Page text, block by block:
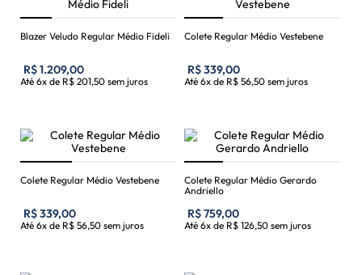
Blazer Veludo Regular Médio Fideli
R$1.209,00
Até 6x de R$ 201,50 sem juros
Colete Regular Médio Vestebene
R$339,00
Até 6x de R$ 56,50 sem juros
Colete Regular Médio Vestebene
R$339,00
Até 6x de R$ 56,50 sem juros
Colete Regular Médio Gerardo
Andriello
R$759,00
Até 6x de R$ 126,50 sem juros